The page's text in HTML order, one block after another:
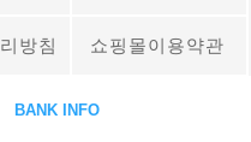
방침 쇼핑몰이용약관
BANK INFO